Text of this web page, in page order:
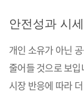
안전성과 시세
개인 소유가 아닌
줄어들 것으로 보
시장 반응에 따라